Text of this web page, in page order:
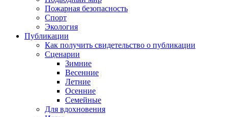
Пожарная безопасность
Спорт
Экология
Публикации
Как получить свидетельство о публикации
Сценарии
Зимние
Весенние
Летние
Осенние
Семейные
Для вдохновения